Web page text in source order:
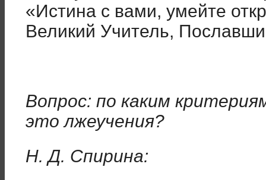
«Истина с вами, умейте
Великий Учитель,
Вопрос: по каким
это лжеучения?
Н. Д. Спирина: